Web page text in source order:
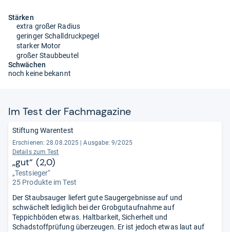
Stärken
extra großer Radius
geringer Schalldruckpegel
starker Motor
großer Staubbeutel
Schwächen
noch keine bekannt
Im Test der Fach­ma­ga­zine
Stiftung Warentest
Erschienen: 28.08.2025
Ausgabe: 9/2025
Details zum Test
„gut“ (2,0)
„Testsieger“
25 Produkte im Test
Der Staubsauger liefert gute Saugergebnisse auf und
schwächelt lediglich bei der Grobgutaufnahme auf
Teppichböden etwas. Haltbarkeit, Sicherheit und
Schadstoffprüfung überzeugen. Er ist jedoch etwas laut auf